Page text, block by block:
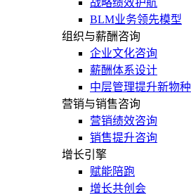
战略绩效护航
BLM业务领先模型
组织与薪酬咨询
企业文化咨询
薪酬体系设计
中层管理提升新物种
营销与销售咨询
营销绩效咨询
销售提升咨询
增长引擎
赋能陪跑
增长共创会